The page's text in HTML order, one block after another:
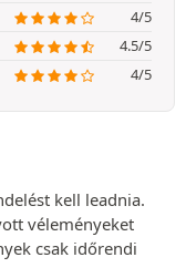
4/5
4.5/5
4/5
kell leadnia.
véleményeket
csak időrendi